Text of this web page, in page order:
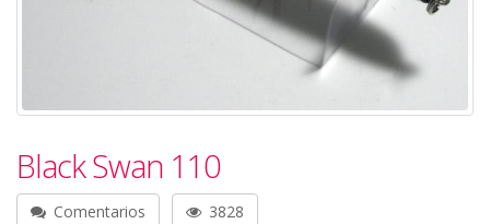
Black Swan 110
Comentarios 3828